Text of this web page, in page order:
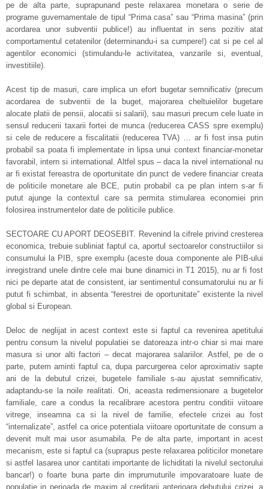
pe de alta parte, suprapunand peste relaxarea monetara o serie de
programe guvernamentale de tipul “Prima casa” sau “Prima masina” (prin
acordarea unor subventii publice!) au influentat in sens pozitiv atat
comportamentul cetatenilor (determinandu-i sa cumpere!) cat si pe cel al
agentilor economici (stimulandu-le activitatea, vanzarile si, eventual,
investitiile).
Acest tip de masuri, care implica un efort bugetar semnificativ (precum
acordarea de subventii de la buget, majorarea cheltuielilor bugetare
alocate platii de pensii, alocatii si salarii), sau masuri precum cele luate in
sensul reducerii taxarii fortei de munca (reducerea CASS spre exemplu)
si cele de reducere a fiscalitatii (reducerea TVA) … ar fi fost insa putin
probabil sa poata fi implementate in lipsa unui context financiar-monetar
favorabil, intern si international. Altfel spus – daca la nivel international nu
ar fi existat fereastra de oportunitate din punct de vedere financiar creata
de politicile monetare ale BCE, putin probabil ca pe plan intern s-ar fi
putut ajunge la contextul care sa permita stimularea economiei prin
folosirea instrumentelor date de politicile publice.
SECTOARE CU APORT DEOSEBIT. Revenind la cifrele privind cresterea
economica, trebuie subliniat faptul ca, aportul sectoarelor constructiilor si
consumului la PIB, spre exemplu (aceste doua componente ale PIB-ului
inregistrand unele dintre cele mai bune dinamici in T1 2015), nu ar fi fost
nici pe departe atat de consistent, iar sentimentul consumatorului nu ar fi
putut fi schimbat, in absenta “ferestrei de oportunitate” existente la nivel
global si European.
Deloc de neglijat in acest context este si faptul ca revenirea apetitului
pentru consum la nivelul populatiei se datoreaza intr-o chiar si mai mare
masura si unor alti factori – decat majorarea salariilor. Astfel, pe de o
parte, putem aminti faptul ca, dupa parcurgerea celor aproximativ sapte
ani de la debutul crizei, bugetele familiale s-au ajustat semnificativ,
adaptandu-se la noile realitati. Ori, aceasta redimensionare a bugetelor
familiale, care a condus la recalibrare acestora pentru conditii viitoare
vitrege, inseamna ca si la nivel de familie, efectele crizei au fost
“internalizate”, astfel ca orice potentiala viitoare oportunitate de consum a
devenit mult mai usor asumabila. Pe de alta parte, important in acest
mecanism, este si faptul ca (suprapus peste relaxarea politicilor monetare
si astfel lasarea unor cantitati importante de lichiditati la nivelul sectorului
bancar!) o foarte buna parte din imprumuturile impovaratoare luate de
populatie in perioada de maxim al creditarii anterioara debutului crizei, a